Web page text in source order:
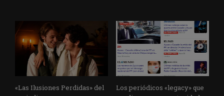
«Las Ilusiones Perdidas» del
Los periódicos «legacy» que